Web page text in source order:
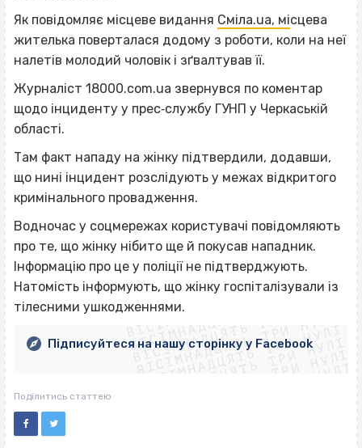
Як повідомляє місцеве видання Сміла.ua, місцева
жителька поверталася додому з роботи, коли на неї
налетів молодий чоловік і зґвалтував її.
Журналіст 18000.com.ua звернувся по коментар
щодо інциденту у прес‐службу ГУНП у Черкаській
області.
Там факт нападу на жінку підтвердили, додавши,
що нині інцидент розслідують у межах відкритого
кримінального провадження.
Водночас у соцмережах користувачі повідомляють
про те, що жінку нібито ще й покусав нападник.
Інформацію про це у поліції не підтверджують.
Натомість інформують, що жінку госпіталізували із
тілесними ушкодженнями.ВІСІМНАДЦЯТЬ ТРИ НУЛІ
ВІСІМНАДЦЯТЬ ТРИ НУЛІ
ВІСІМНАДЦЯТЬ ТРИ НУЛІ
ВІСІМНАДЦЯТЬ ТРИ НУЛІ
ВІСІМНАДЦЯТЬ ТРИ НУЛІ
ВІСІМНАДЦЯТЬ ТРИ НУЛІ
ВІСІМНАДЦЯТЬ ТРИ НУЛІ
ВІСІМНАДЦЯТЬ ТРИ НУЛІ
Підписуйтеся на нашу сторінку у Facebook
Поділитись статтею